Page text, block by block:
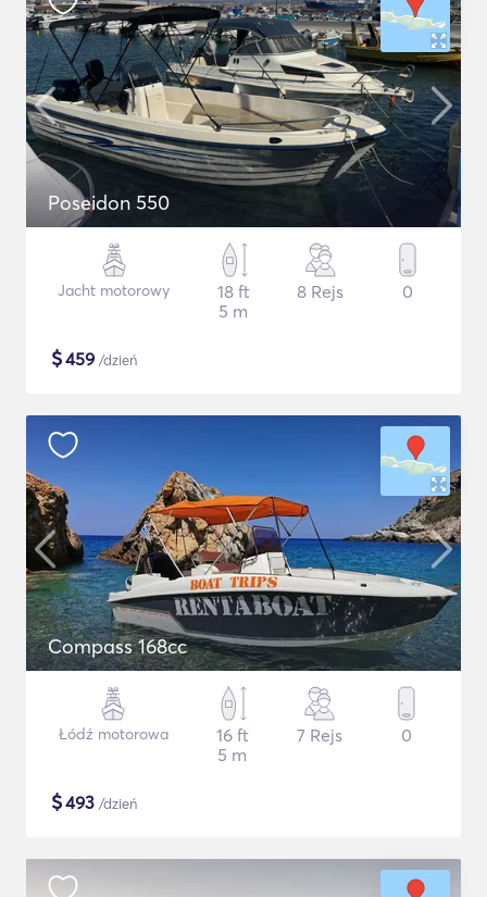
Poseidon 550
Jacht motorowy
18 ft
5 m
8 Rejs 0
$459 /dzień
Compass 168cc
Łódź motorowa
16 ft
5 m
7 Rejs 0
$493 /dzień